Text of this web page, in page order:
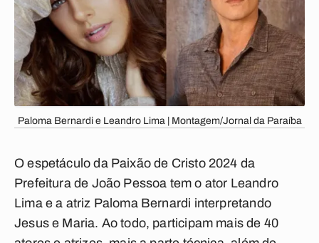
Paloma Bernardi e Leandro Lima | Montagem/Jornal da Paraíba
O espetáculo da Paixão de Cristo 2024 da
Prefeitura de João Pessoa tem o ator Leandro
Lima e a atriz Paloma Bernardi interpretando
Jesus e Maria. Ao todo, participam mais de 40